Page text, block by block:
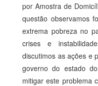
por Amostra de
questão observamos
extrema pobreza no
crises e
discutimos as ações e
governo do estado
mitigar este problema